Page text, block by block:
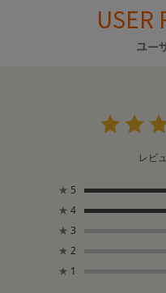
USER
ユー
レビ
★ 5
★ 4
★ 3
★ 2
★ 1